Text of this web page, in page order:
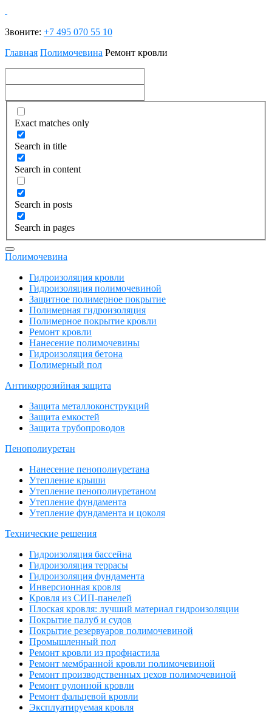
Звоните: +7 495 070 55 10
Главная Полимочевина Ремонт кровли
Exact matches only
Search in title
Search in content
Search in posts
Search in pages
Полимочевина
Гидроизоляция кровли
Гидроизоляция полимочевиной
Защитное полимерное покрытие
Полимерная гидроизоляция
Полимерное покрытие кровли
Ремонт кровли
Нанесение полимочевины
Гидроизоляция бетона
Полимерный пол
Антикоррозийная защита
Защита металлоконструкций
Защита емкостей
Защита трубопроводов
Пенополиуретан
Нанесение пенополиуретана
Утепление крыши
Утепление пенополиуретаном
Утепление фундамента
Утепление фундамента и цоколя
Технические решения
Гидроизоляция бассейна
Гидроизоляция террасы
Гидроизоляция фундамента
Инверсионная кровля
Кровля из СИП-панелей
Плоская кровля: лучший материал гидроизоляции
Покрытие палуб и судов
Покрытие резервуаров полимочевиной
Промышленный пол
Ремонт кровли из профнастила
Ремонт мембранной кровли полимочевиной
Ремонт производственных цехов полимочевиной
Ремонт рулонной кровли
Ремонт фальцевой кровли
Эксплуатируемая кровля